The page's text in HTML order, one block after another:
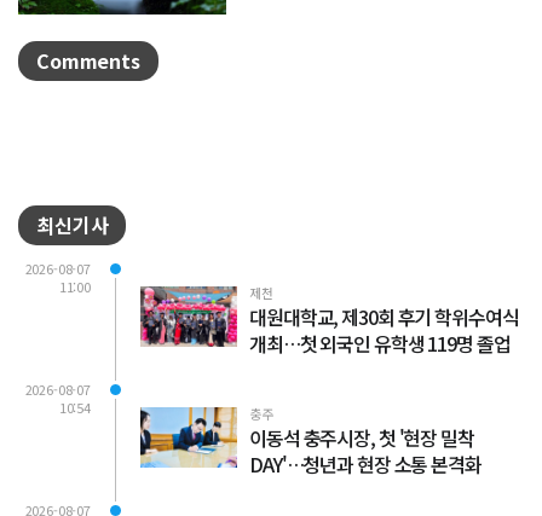
Comments
최신기사
2026-08-07
11:00
제천
대원대학교, 제30회 후기 학위수여식
개최…첫 외국인 유학생 119명 졸업
2026-08-07
10:54
충주
이동석 충주시장, 첫 '현장 밀착
DAY'…청년과 현장 소통 본격화
2026-08-07